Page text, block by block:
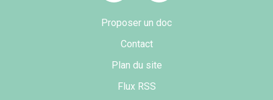
Proposer un doc
Contact
Plan du site
Flux RSS